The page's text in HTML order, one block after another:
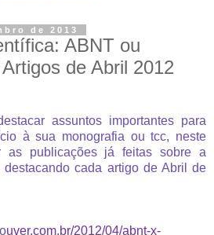
de 2013
ABNT ou
de Abril 2012
assuntos importantes para
à sua monografia ou tcc, neste
as publicações já feitas sobre a
destacando cada artigo de Abril de
uver.com.br/2012/04/abnt-x-